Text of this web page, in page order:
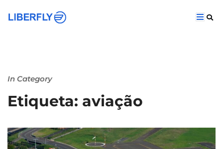
In Category
Etiqueta: aviação